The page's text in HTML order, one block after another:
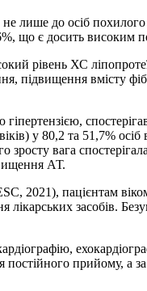
лише до осіб
що є досить високим
рівень ХС
підвищення вмісту
у 80,2 та 51,7% осіб
вага
АТ.
2021), пацієнтам
засобів.
прийому, а